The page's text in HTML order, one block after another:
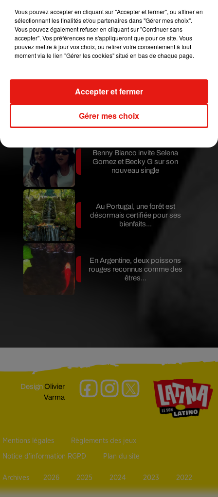
Karol G dévoile la tracklist de
son nouvel album… avec des
Fuego entre en éruption
Benny Blanco invite Selena
Gomez et Becky G sur son
nouveau single
Au Portugal, une forêt est
désormais certifiée pour ses
bienfaits...
En Argentine, deux poissons
rouges reconnus comme des
êtres...
DesignOlivier
Varma
Mentions légales Règlements des jeux
Notice d’information RGPD Plan du site
Archives 2026 2025 2024 2023 2022
Vous pouvez accepter en cliquant sur "Accepter et fermer", ou affiner en
sélectionnant les finalités et/ou partenaires dans "Gérer mes choix".
Vous pouvez également refuser en cliquant sur "Continuer sans
accepter". Vos préférences ne s'appliqueront que pour ce site. Vous
pouvez mettre à jour vos choix, ou retirer votre consentement à tout
moment via le lien "Gérer les cookies" situé en bas de chaque page.
Gérer mes choix
Accepter et fermer